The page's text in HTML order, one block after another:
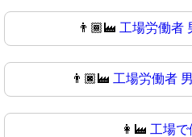
👨🏾‍🏭 工場労働者
👨🏿‍🏭 工場労働者
👩‍🏭 工場で